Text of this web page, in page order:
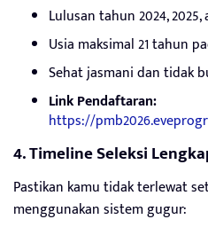
Lulusan tahun 2024, 2025,
Usia maksimal 21 tahun
Sehat jasmani dan tidak
Link Pendaftaran:
https://
4. Timeline Seleksi
Pastikan kamu tidak terlewat
menggunakan sistem gugur: